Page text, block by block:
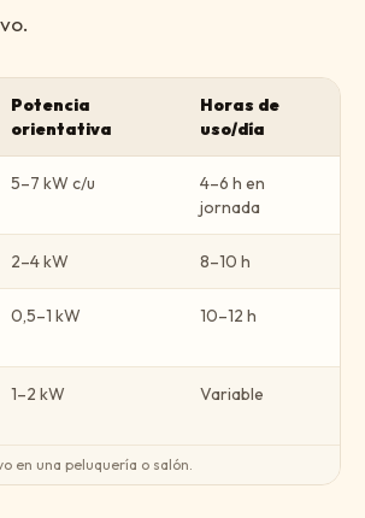
Potencia
orientativa
Horas de
uso/día
5–7 kW c/u
4–6 h en
jornada
2–4 kW 8–10 h
0,5–1 kW 10–12 h
1–2 kW Variable
en una peluquería o salón.